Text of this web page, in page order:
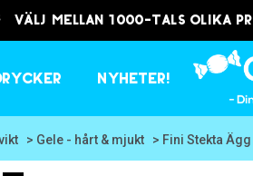
välj mellan 1000-tals olika
Nyheter!
> Gele - hårt & mjukt > Fini Stekta